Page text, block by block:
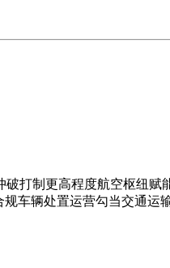
打制更高程度航空枢纽
车辆处置运营勾当交通运